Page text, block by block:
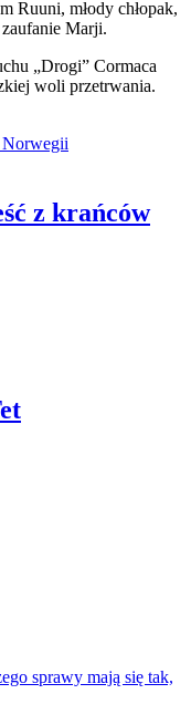
Ruuni, młody chłopak,
Marji.
„Drogi” Cormaca
woli przetrwania.
z krańców